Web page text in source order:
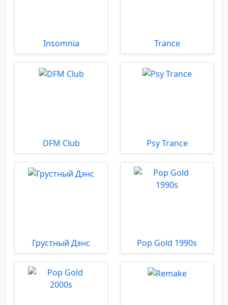
Insomnia Trance
DFM Club Psy Trance
Грустный Дэнс Pop Gold 1990s